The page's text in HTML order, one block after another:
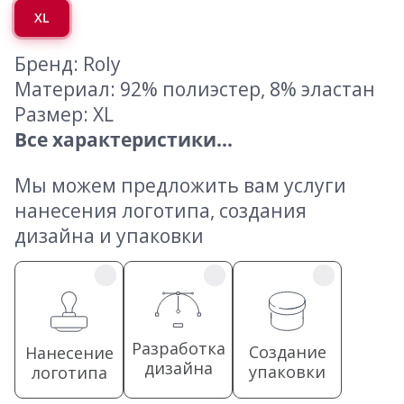
XL
Бренд: Roly
Материал: 92% полиэстер, 8% эластан
Размер: XL
Все характеристики...
Мы можем предложить вам услуги
нанесения логотипа, создания
дизайна и упаковки
Нанесение
логотипа
Разработка
дизайна
Создание
упаковки